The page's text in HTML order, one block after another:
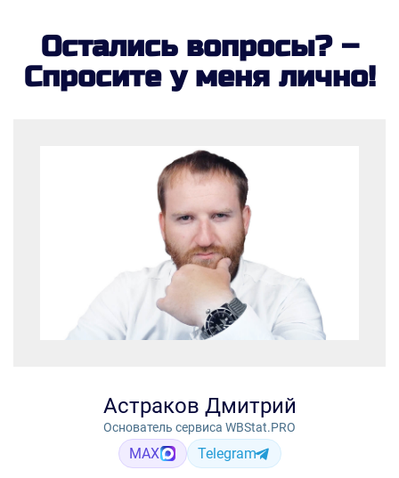
Остались вопросы? –
Спросите у меня лично!
Астраков Дмитрий
Основатель сервиса WBStat.PRO
MAX Telegram